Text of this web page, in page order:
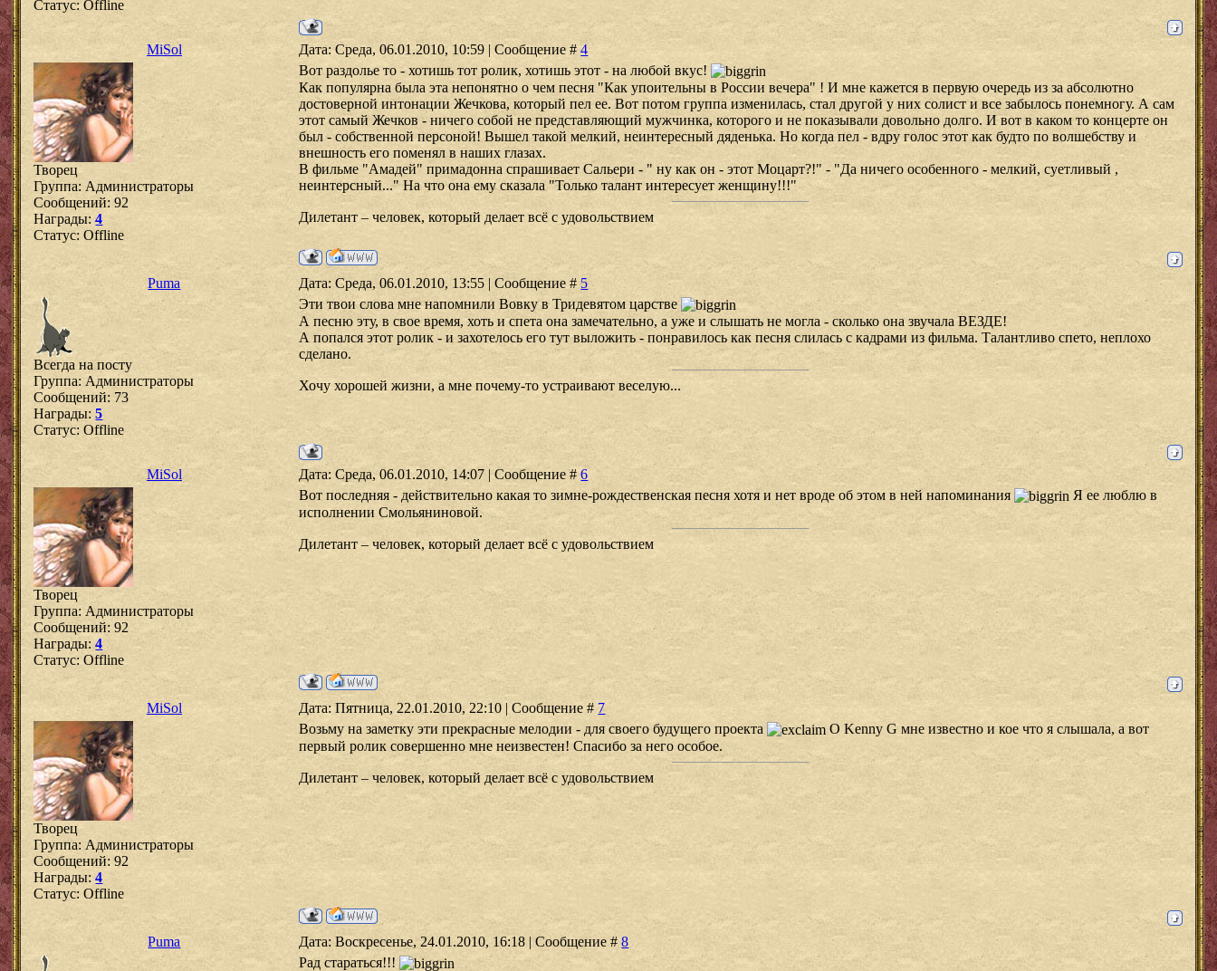
Статус:Offline
MiSol Дата: Среда, 06.01.2010, 10:59 | Сообщение #4
Творец
Группа: Администраторы
Сообщений:92
Награды:4
Статус:Offline
Вот раздолье то - хотишь тот ролик, хотишь этот - на любой вкус!
Как популярна была эта непонятно о чем песня "Как упоительны в России вечера" ! И мне кажется в первую очередь из за абсолютно
достоверной интонации Жечкова, который пел ее. Вот потом группа изменилась, стал другой у них солист и все забылось понемногу. А сам
этот самый Жечков - ничего собой не представляющий мужчинка, которого и не показывали довольно долго. И вот в каком то концерте он
был - собственной персоной! Вышел такой мелкий, неинтересный дяденька. Но когда пел - вдру голос этот как будто по волшебству и
внешность его поменял в наших глазах.
В фильме "Амадей" примадонна спрашивает Сальери - " ну как он - этот Моцарт?!" - "Да ничего особенного - мелкий, суетливый ,
неинтерсный..." На что она ему сказала "Только талант интересует женщину!!!"
Дилетант – человек, который делает всё с удовольствием
Puma Дата: Среда, 06.01.2010, 13:55 | Сообщение # 5
Всегда на посту
Группа: Администраторы
Сообщений: 73
Награды:5
Статус:Offline
Эти твои слова мне напомнили Вовку в Тридевятом царстве
А песню эту, в свое время, хоть и спета она замечательно, а уже и слышать не могла - сколько она звучала ВЕЗДЕ!
А попался этот ролик - и захотелось его тут выложить - понравилось как песня слилась с кадрами из фильма. Талантливо спето, неплохо
сделано.
Хочу хорошей жизни, а мне почему-то устраивают веселую...
MiSol Дата: Среда, 06.01.2010, 14:07 | Сообщение #6
Творец
Группа: Администраторы
Сообщений:92
Награды:4
Статус:Offline
Вот последняя - действительно какая то зимне-рождественская песня хотя и нет вроде об этом в ней напоминания
Я ее люблю в
исполнении Смольяниновой.
Дилетант – человек, который делает всё с удовольствием
MiSol Дата: Пятница, 22.01.2010, 22:10 | Сообщение # 7
Творец
Группа: Администраторы
Сообщений:92
Награды:4
Статус:Offline
Возьму на заметку эти прекрасные мелодии - для своего будущего проекта
О Kenny G мне известно и кое что я слышала, а вот
первый ролик совершенно мне неизвестен! Спасибо за него особое.
Дилетант – человек, который делает всё с удовольствием
Puma Дата: Воскресенье, 24.01.2010, 16:18 | Сообщение #8
Рад стараться!!!